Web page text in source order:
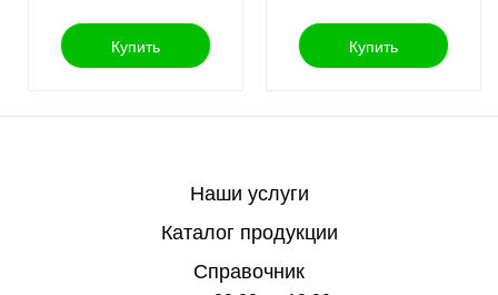
Купить Купить
Наши услуги
Каталог продукции
Справочник